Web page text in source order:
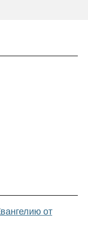
от